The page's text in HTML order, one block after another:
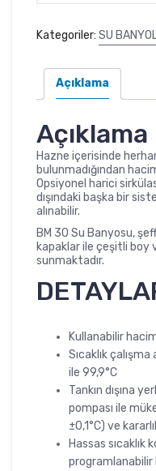
Kategoriler: SU
Açıklama
Açıklama
Hazne içerisinde
bulunmadığından
Opsiyonel harici
dışındaki başka bir
alınabilir.
BM 30 Su Banyosu,
kapaklar ile çeşitli boy
sunmaktadır.
Kullanabilir
Sıcaklık çalışma
ile 99,9°C
Tankın dışına
pompası ile
±0,1°C) ve
Hassas